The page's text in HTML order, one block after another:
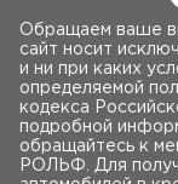
Обращаем ваше
сайт носит
и ни при каких
определяемой
кодекса
подробной
обращайтесь к
РОЛЬФ. Для